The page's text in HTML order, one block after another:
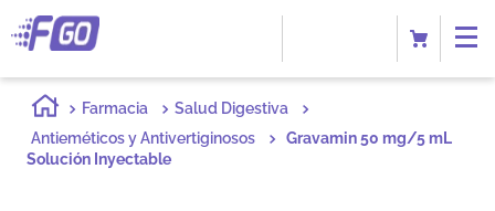
Farmacia
Salud Digestiva
Antieméticos y Antivertiginosos
Gravamin 50 mg/5 mL
Solución Inyectable